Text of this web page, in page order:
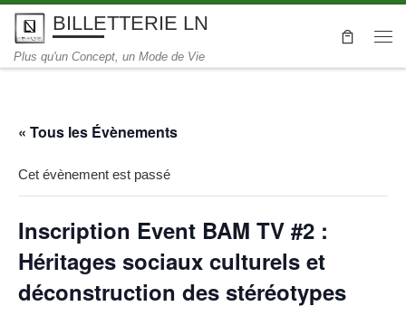
Skip to content
BILLETTERIE LN
Plus qu'un Concept, un Mode de Vie
« Tous les Évènements
Cet évènement est passé
Inscription Event BAM TV #2 :
Héritages sociaux culturels et
déconstruction des stéréotypes